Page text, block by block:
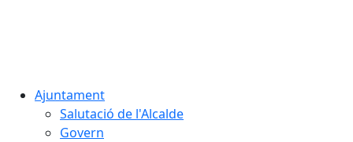
Ajuntament
Salutació de l'Alcalde
Govern